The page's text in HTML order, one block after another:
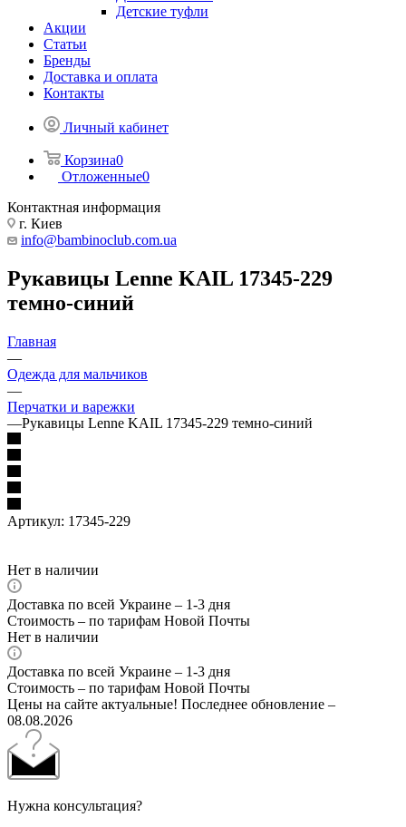
Детские туфли
Акции
Статьи
Бренды
Доставка и оплата
Контакты
Личный кабинет
Корзина0
Отложенные0
Контактная информация
г. Киев
info@bambinoclub.com.ua
Рукавицы Lenne KAIL 17345-229
темно-синий
Главная
—
Одежда для мальчиков
—
Перчатки и варежки
—Рукавицы Lenne KAIL 17345-229 темно-синий
Артикул: 17345-229
Нет в наличии
Доставка по всей Украине – 1-3 дня
Стоимость – по тарифам Новой Почты
Нет в наличии
Доставка по всей Украине – 1-3 дня
Стоимость – по тарифам Новой Почты
Цены на сайте актуальные! Последнее обновление –
08.08.2026
Нужна консультация?